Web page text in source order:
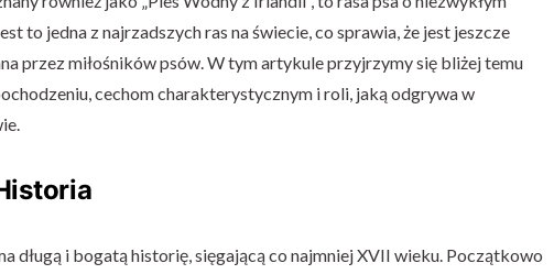
to jedna z najrzadszych ras na świecie, co sprawia, że ​​jest jeszcze
przez miłośników psów. W tym artykule przyjrzymy się bliżej temu
cechom charakterystycznym i roli, jaką odgrywa w
długą i bogatą historię, sięgającą co najmniej XVII wieku. Początkowo